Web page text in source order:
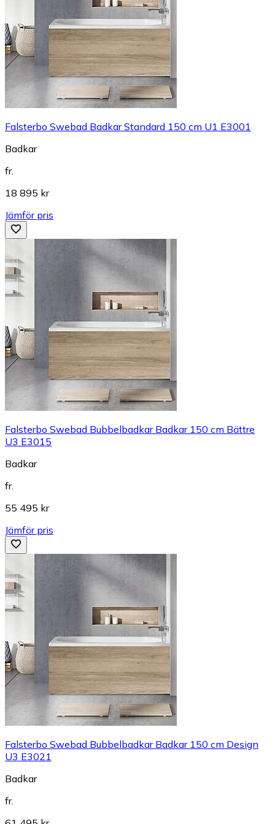
Falsterbo Swebad Badkar Standard 150 cm U1 E3001
Badkar
fr.
18 895 kr
Jämför pris
Falsterbo Swebad Bubbelbadkar Badkar 150 cm Bättre
U3 E3015
Badkar
fr.
55 495 kr
Jämför pris
Falsterbo Swebad Bubbelbadkar Badkar 150 cm Design
U3 E3021
Badkar
fr.